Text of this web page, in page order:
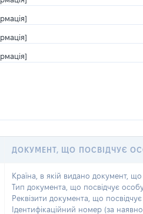
ДОКУМЕНТ, ЩО ПОСВІДЧУЄ
Країна, в якій видано документ,
Тип документа, що посвідчує
Реквізити документа, що
Ідентифікаційний номер (за